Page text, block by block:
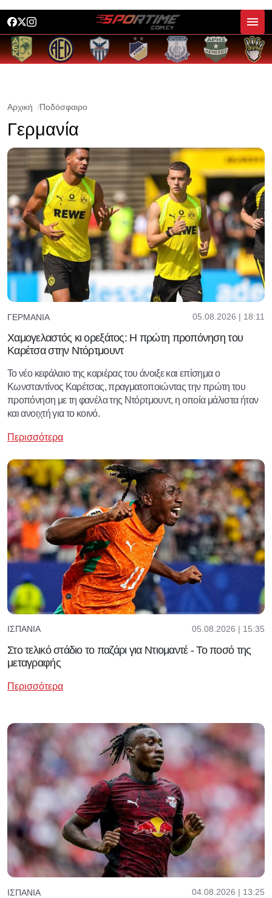
Αρχική Ποδόσφαιρο
Γερμανία
ΓΕΡΜΑΝΊΑ 05.08.2026 | 18:11
Χαμογελαστός κι ορεξάτος: Η πρώτη προπόνηση του
Καρέτσα στην Ντόρτμουντ
Το νέο κεφάλαιο της καριέρας του άνοιξε και επίσημα ο
Κωνσταντίνος Καρέτσας, πραγματοποιώντας την πρώτη του
προπόνηση με τη φανέλα της Ντόρτμουντ, η οποία μάλιστα ήταν
και ανοιχτή για το κοινό.
Περισσότερα
ΙΣΠΑΝΊΑ 05.08.2026 | 15:35
Στο τελικό στάδιο το παζάρι για Ντιομαντέ - Το ποσό της
μεταγραφής
Περισσότερα
ΙΣΠΑΝΊΑ 04.08.2026 | 13:25